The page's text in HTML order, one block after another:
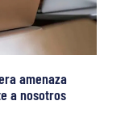
amenaza
a nosotros